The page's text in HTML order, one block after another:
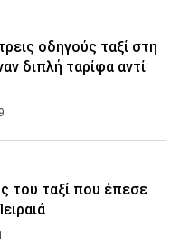
οδηγούς ταξί στη
διπλή ταρίφα αντί
του ταξί που έπεσε